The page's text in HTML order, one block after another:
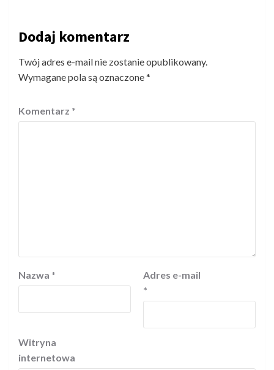
Dodaj komentarz
Twój adres e-mail nie zostanie opublikowany.
Wymagane pola są oznaczone*
Komentarz *
Nazwa *
Adres e-mail
*
Witryna
internetowa